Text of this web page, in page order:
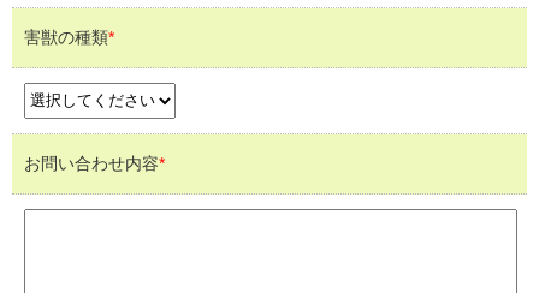
害獣の種類*
お問い合わせ内容*